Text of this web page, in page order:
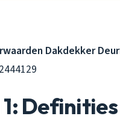
Dakdekker
Definities